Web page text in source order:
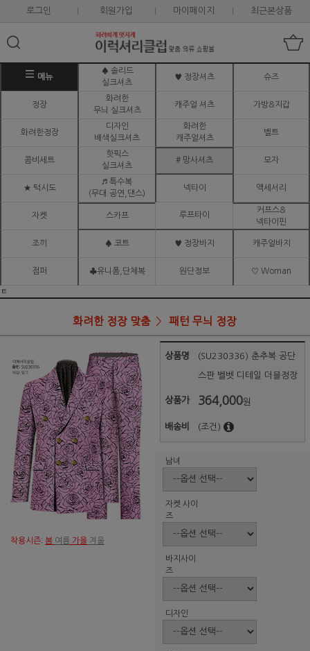
로그인 회원가입 마이페이지 최근본상품
메뉴
♠ 솔리드
실크셔츠
♥ 정장셔츠 슈즈
정장
화려한
무늬 실크셔츠
캐주얼 셔츠 가방&지갑
화려한정장
디자인
배색실크셔츠
화려한
캐주얼셔츠
벨트
콤비세트
핫픽스
실크셔츠
# 망사셔츠 모자
★ 턱시도
♬ 특수복
(무대.공연,댄스)
넥타이 액세서리
자켓 스카프 루프타이
커프스&
넥타이핀
조끼 ♠ 코트 ♥ 정장바지 캐주얼바지
점퍼 ♣유니폼,단체복 원단정보 ♡ Woman
ㅌ
화려한 정장 맞춤 패턴 무늬 정장
착용시즌: 봄 여름 가을 겨울
상품명 (SU230336) 춘추복 공단
스판 벨벳 디테일 더블정장
상품가 364,000원
배송비 (조건)
남녀
자켓 사이
즈
바지사이
즈
디자인